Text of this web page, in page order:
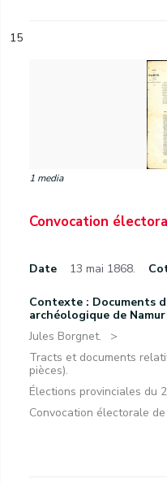
15
1 media
Convocation
Date 13 mai 1868.
Contexte : Documents
archéologique de Namur
Jules Borgnet.
Tracts et documents
pièces).
Élections provinciales du
Convocation électorale